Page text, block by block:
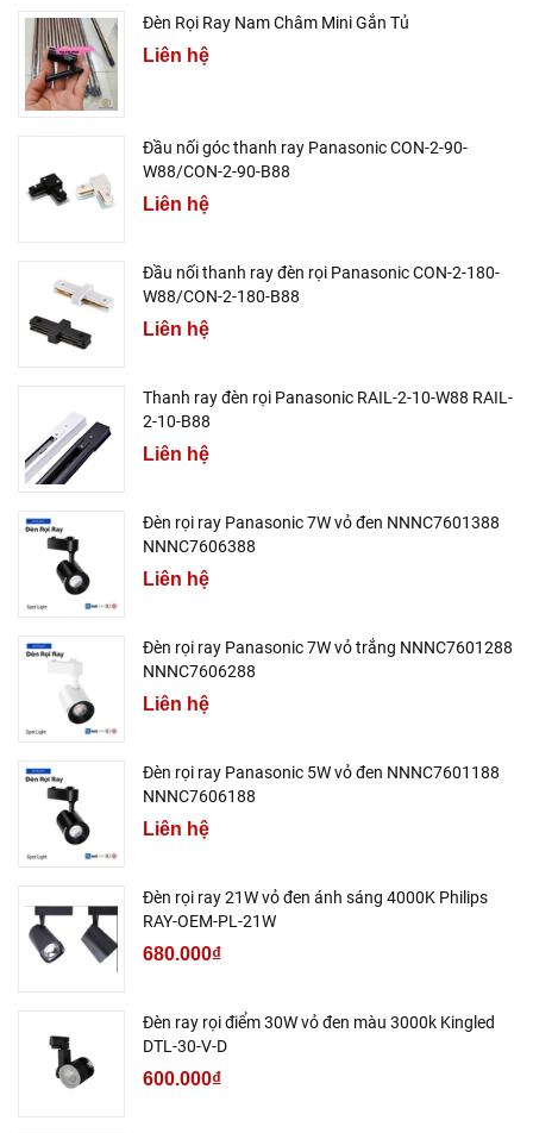
Đèn Rọi Ray Nam Châm Mini Gắn Tủ
Liên hệ
Đầu nối góc thanh ray Panasonic CON-2-90-
W88/CON-2-90-B88
Liên hệ
Đầu nối thanh ray đèn rọi Panasonic CON-2-180-
W88/CON-2-180-B88
Liên hệ
Thanh ray đèn rọi Panasonic RAIL-2-10-W88 RAIL-
2-10-B88
Liên hệ
Đèn rọi ray Panasonic 7W vỏ đen NNNC7601388
NNNC7606388
Liên hệ
Đèn rọi ray Panasonic 7W vỏ trắng NNNC7601288
NNNC7606288
Liên hệ
Đèn rọi ray Panasonic 5W vỏ đen NNNC7601188
NNNC7606188
Liên hệ
Đèn rọi ray 21W vỏ đen ánh sáng 4000K Philips
RAY-OEM-PL-21W
680.000₫
Đèn ray rọi điểm 30W vỏ đen màu 3000k Kingled
DTL-30-V-D
600.000₫